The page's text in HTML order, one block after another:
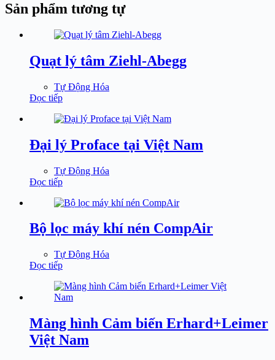
Sản phẩm tương tự
Quạt lý tâm Ziehl-Abegg
Tự Động Hóa
Đọc tiếp
Đại lý Proface tại Việt Nam
Tự Động Hóa
Đọc tiếp
Bộ lọc máy khí nén CompAir
Tự Động Hóa
Đọc tiếp
Màng hình Cảm biến Erhard+Leimer
Việt Nam